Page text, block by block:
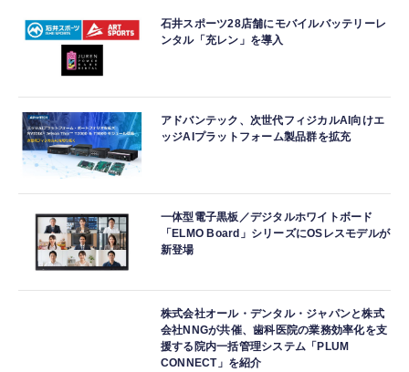
石井スポーツ28店舗にモバイルバッテリーレ
ンタル「充レン」を導入
アドバンテック、次世代フィジカルAI向けエ
ッジAIプラットフォーム製品群を拡充
一体型電子黒板／デジタルホワイトボード
「ELMO Board」シリーズにOSレスモデルが
新登場
株式会社オール・デンタル・ジャパンと株式
会社NNGが共催、歯科医院の業務効率化を支
援する院内一括管理システム「PLUM
CONNECT」を紹介